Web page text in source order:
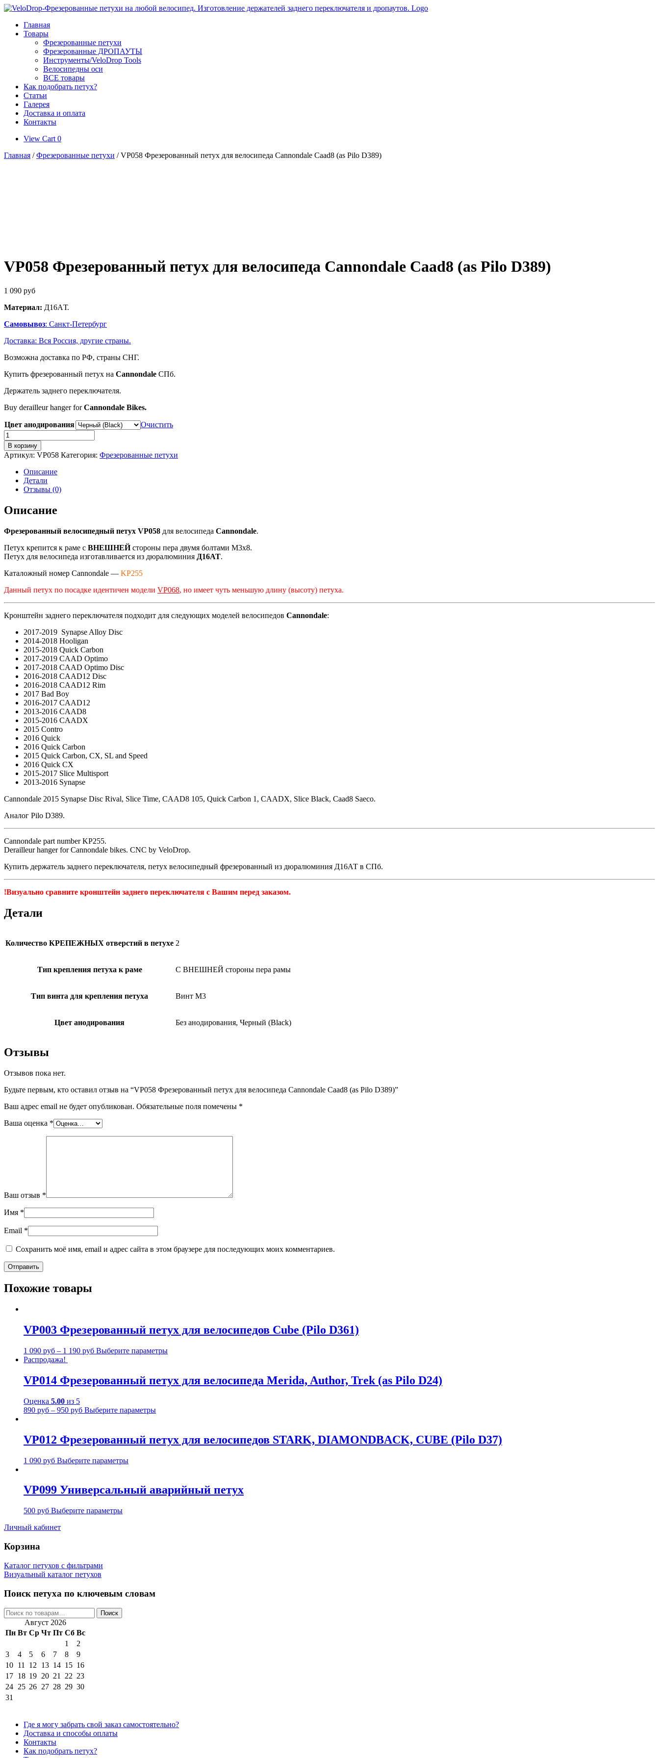
Skip
contentГлавная
Товары
Фрезерованные петухи
Фрезерованные ДРОПАУТЫ
Инструменты/VeloDrop Tools
Велосипедны оси
ВСЕ товары
Как подобрать петух?
Статьи
Галерея
Доставка и оплата
Контакты
View
cart
View Cart 0
Главная /Фрезерованные петухи / VP058 Фрезерованный петух для велосипеда Cannondale Caad8 (as Pilo D389)
VP058 Фрезерованный петух для велосипеда Cannondale Caad8 (as Pilo D389)
1 090 руб
Материал: Д16AТ.
Самовывоз: Санкт-Петербург
Доставка: Вся Россия, другие страны.
Возможна доставка по РФ, страны СНГ.
Купить фрезерованный петух на Cannondale СПб.
Держатель заднего переключателя.
Buy derailleur hanger forCannondale Bikes.
Цвет анодирования
Очистить
Количество
товара
VP058
Фрезерованный
петух
велосипеда
Cannondale
Caad8
(as
D389)
В корзину
Артикул: VP058 Категория: Фрезерованные петухи
Описание
Детали
Отзывы (0)
Описание
Фрезерованный велосипедный петух VP058 для велосипеда Cannondale.
Петух крепится к раме с ВНЕШНЕЙстороны пера двумя болтами M3x8.
Петух для велосипеда изготавливается из дюралюминия Д16АТ.
Каталожный номер Cannondale — KP255
Данный петух по посадке идентичен модели VP068, но имеет чуть меньшую длину (высоту) петуха.
Кронштейн заднего переключателя подходит для следующих моделей велосипедов Cannondale:
2017-2019 Synapse Alloy Disc
2014-2018 Hooligan
2015-2018 Quick Carbon
2017-2019 CAAD Optimo
2017-2018 CAAD Optimo Disc
2016-2018 CAAD12 Disc
2016-2018 CAAD12 Rim
2017 Bad Boy
2016-2017 CAAD12
2013-2016 CAAD8
2015-2016 CAADX
2015 Contro
2016 Quick
2016 Quick Carbon
2015 Quick Carbon, CX, SL and Speed
2016 Quick CX
2015-2017 Slice Multisport
2013-2016 Synapse
Cannondale 2015 Synapse Disc Rival, Slice Time, CAAD8 105, Quick Carbon 1, CAADX, Slice Black, Caad8 Saeco.
Аналог Pilo D389.
Cannondale part number KP255.
Derailleur hanger for Cannondale bikes. CNC by VeloDrop.
Купить держатель заднего переключателя, петух велосипедный фрезерованный из дюралюминия Д16АТ в СПб.
!Визуально сравните кронштейн заднего переключателя с Вашим перед заказом.
Детали
Количество КРЕПЕЖНЫХ отверстий в петухе 2
Тип крепления петуха к раме С ВНЕШНЕЙ стороны пера рамы
Тип винта для крепления петуха Винт M3
Цвет анодирования Без анодирования, Черный (Black)
Отзывы
Отзывов пока нет.
Будьте первым, кто оставил отзыв на “VP058 Фрезерованный петух для велосипеда Cannondale Caad8 (as Pilo D389)”
Ваш адрес email не будет опубликован. Обязательные поля помечены *
Ваша оценка *
Ваш отзыв *
Имя *
Email *
Сохранить моё имя, email и адрес сайта в этом браузере для последующих моих комментариев.
Похожие товары
VP003 Фрезерованный петух для велосипедов Cube (Pilo D361)
1 090 руб – 1 190 руб Выберите параметры
Распродажа!
VP014 Фрезерованный петух для велосипеда Merida, Author, Trek (as Pilo D24)
Оценка 5.00 из 5
890 руб – 950 руб Выберите параметры
VP012 Фрезерованный петух для велосипедов STARK, DIAMONDBACK, CUBE (Pilo D37)
1 090 руб Выберите параметры
VP099 Универсальный аварийный петух
500 руб Выберите параметры
Личный кабинет
Корзина
Каталог петухов с фильтрами
Визуальный каталог петухов
Поиск петуха по ключевым словам
Искать: Поиск
Август 2026
Пн Вт Ср Чт Пт Сб Вс
1
2
3
4 5 6 7 8
9
10 11 12 13 14 15 16
17 18 19 20 21 22 23
24 25 26 27 28 29 30
31
Где я могу забрать свой заказ самостоятельно?
Доставка и способы оплаты
Контакты
Как подобрать петух?